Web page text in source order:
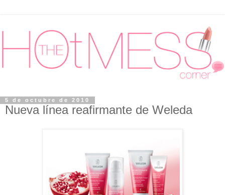
5 de octubre de 2010
Nueva línea reafirmante de Weleda